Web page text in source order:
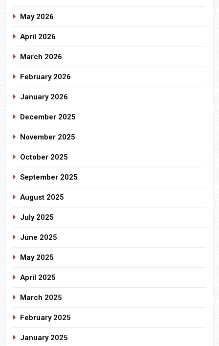
May 2026
April 2026
March 2026
February 2026
January 2026
December 2025
November 2025
October 2025
September 2025
August 2025
July 2025
June 2025
May 2025
April 2025
March 2025
February 2025
January 2025